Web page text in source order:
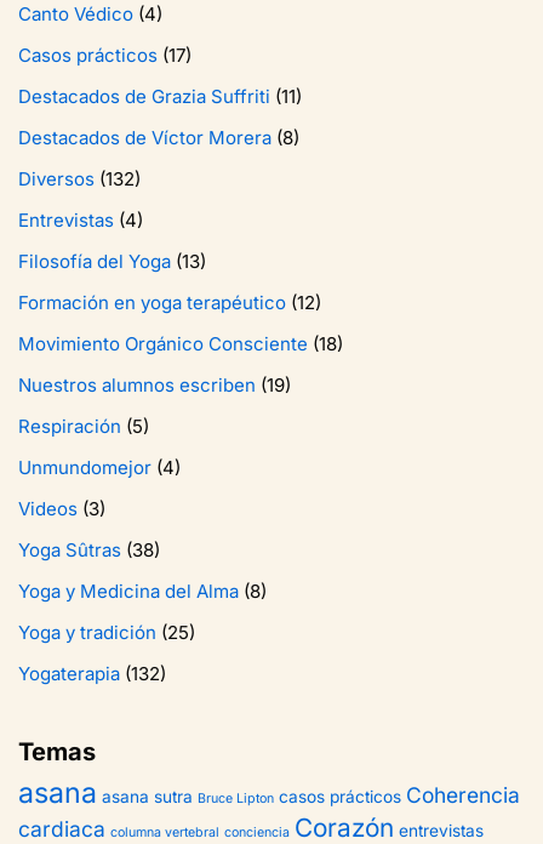
Canto Védico (4)
Casos prácticos (17)
Destacados de Grazia Suffriti (11)
Destacados de Víctor Morera (8)
Diversos (132)
Entrevistas (4)
Filosofía del Yoga (13)
Formación en yoga terapéutico (12)
Movimiento Orgánico Consciente (18)
Nuestros alumnos escriben (19)
Respiración (5)
Unmundomejor (4)
Videos (3)
Yoga Sûtras (38)
Yoga y Medicina del Alma (8)
Yoga y tradición (25)
Yogaterapia (132)
Temas
asana asana sutra Bruce Lipton casos prácticos Coherencia
cardiaca columna vertebral conciencia Corazón entrevistas